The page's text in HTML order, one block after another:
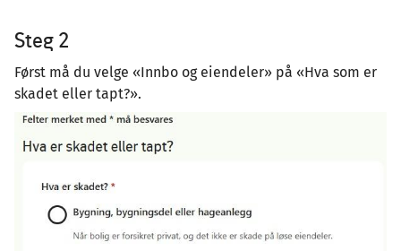
Steg 2
Først må du velge «Innbo og eiendeler» på «Hva som er
skadet eller tapt?».
Image